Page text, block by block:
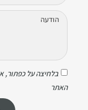
בלחיצה על
האתר